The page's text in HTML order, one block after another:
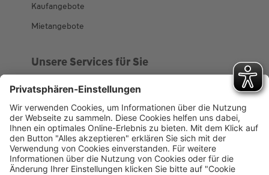
Kaufangebote
Mietangebote
Unsere Services für Sie
Kundenportal
Ankaufsprofil
Über WHS